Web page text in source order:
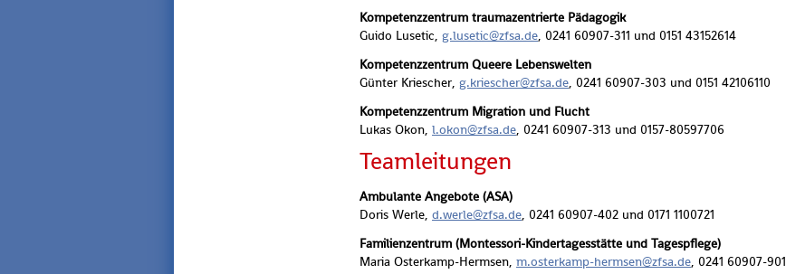
Kom­pe­tenz­zen­trum trau­ma­zen­trier­te Päd­ago­gik
Guido Lu­se­tic, g.​lusetic@​zfsa.​de, 0241 60907-311 und 0151 43152614
Kom­pe­tenz­zen­trum Quee­re Le­bens­wel­ten
Gün­ter Krie­scher, g.​kriescher@​zfsa.​de, 0241 60907-303 und 0151 42106110
Kom­pe­tenz­zen­trum Mi­gra­ti­on und Flucht
Lukas Okon, l.​okon@​zfsa.​de, 0241 60907-313 und 0157-80597706
Team­lei­tun­gen
Am­bu­lan­te An­ge­bo­te (ASA)
Doris Werle, d.​werle@​zfsa.​de, 0241 60907-402 und 0171 1100721
Fa­mi­li­en­zen­trum (Montes­so­ri-Kin­der­ta­ges­stät­te und Ta­ges­pfle­ge)
Maria Os­ter­kamp-Herm­sen, m.​osterkamp-herm­sen@​zfsa.​de, 0241 60907-901